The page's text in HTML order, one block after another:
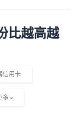
比越高越
信用卡
多